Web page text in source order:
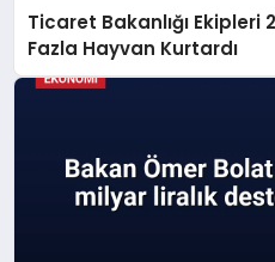
Ticaret Bakanlığı Ekipleri
Fazla Hayvan Kurtardı